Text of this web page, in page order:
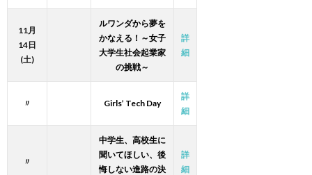
11月
14日
(土)
ルワンダから夢を
かなえる！～女子
大学生社会起業家
の挑戦～
詳
細
〃 Girls’ Tech Day
詳
細
〃
中学生、高校生に
聞いてほしい、後
悔しない進路の決
詳
細